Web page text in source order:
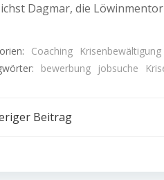
Dagmar, die
Coaching Krisenbewältigung
bewerbung jobsuche
Beitrag